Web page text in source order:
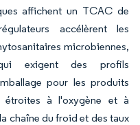
affichent un TCAC de
accélèrent les
microbiennes,
exigent des profils
pour les produits
étroites à l'oxygène et à
chaîne du froid et des taux